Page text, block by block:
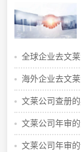
全球企业去文
海外企业去文
文莱公司查册
文莱公司年审
文莱公司年审